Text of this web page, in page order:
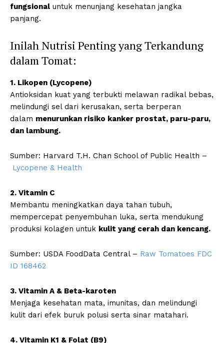
fungsional untuk menunjang kesehatan jangka
panjang.
Inilah Nutrisi Penting yang Terkandung
dalam Tomat:
1. Likopen (Lycopene)
Antioksidan kuat yang terbukti melawan radikal bebas,
melindungi sel dari kerusakan, serta berperan
dalam menurunkan risiko kanker prostat, paru-paru,
dan lambung.
Sumber: Harvard T.H. Chan School of Public Health –
Lycopene & Health
2. Vitamin C
Membantu meningkatkan daya tahan tubuh,
mempercepat penyembuhan luka, serta mendukung
produksi kolagen untuk kulit yang cerah dan kencang.
Sumber: USDA FoodData Central – Raw Tomatoes FDC
ID 168462
3. Vitamin A & Beta-karoten
Menjaga kesehatan mata, imunitas, dan melindungi
kulit dari efek buruk polusi serta sinar matahari.
4. Vitamin K1 & Folat (B9)